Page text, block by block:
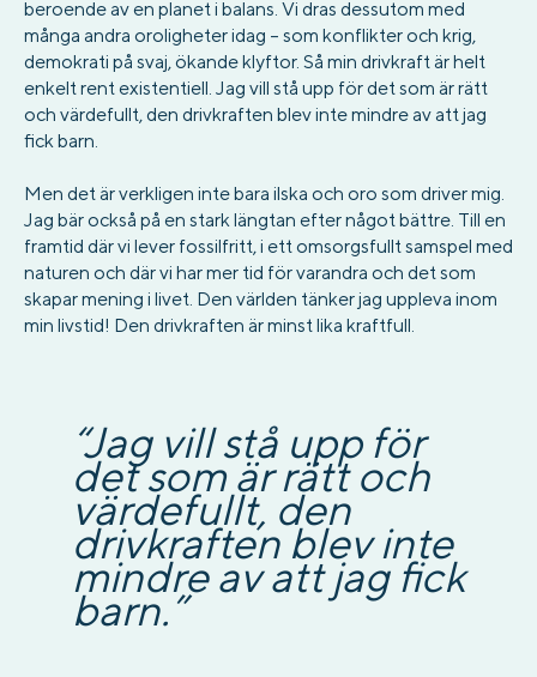
beroende av en planet i balans. Vi dras dessutom med
många andra oroligheter idag – som konflikter och krig,
demokrati på svaj, ökande klyftor. Så min drivkraft är helt
enkelt rent existentiell. Jag vill stå upp för det som är rätt
och värdefullt, den drivkraften blev inte mindre av att jag
fick barn.
Men det är verkligen inte bara ilska och oro som driver mig.
Jag bär också på en stark längtan efter något bättre. Till en
framtid där vi lever fossilfritt, i ett omsorgsfullt samspel med
naturen och där vi har mer tid för varandra och det som
skapar mening i livet. Den världen tänker jag uppleva inom
min livstid! Den drivkraften är minst lika kraftfull.
“Jag vill stå upp för
det som är rätt och
värdefullt, den
drivkraften blev inte
mindre av att jag fick
barn.”